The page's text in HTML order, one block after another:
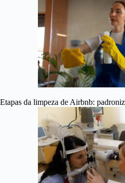
Etapas da limpeza de Airbnb: